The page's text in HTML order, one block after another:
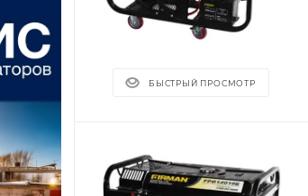
БЫСТРЫЙ ПРОСМОТР